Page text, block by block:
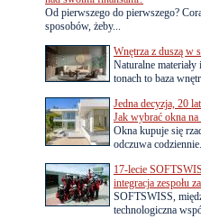
Od pierwszego do pierwszego?
sposobów, żeby...
Wnętrza z duszą w
Naturalne
tonach to baza
Jedna decyzja, 20
Jak wybrać okna na
Okna kupuje się
odczuwa
17-lecie
integracja zespołu
SOFTSWISS,
technologiczna